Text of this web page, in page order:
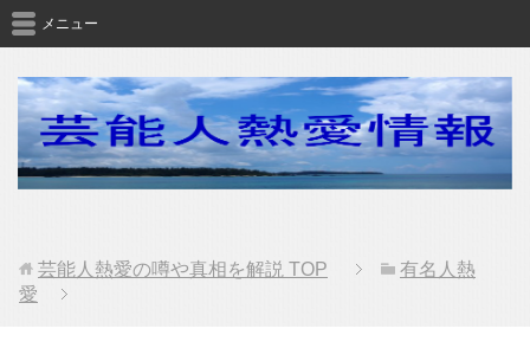
メニュー
芸能人熱愛の噂や真相を解説 TOP
有名人熱
愛